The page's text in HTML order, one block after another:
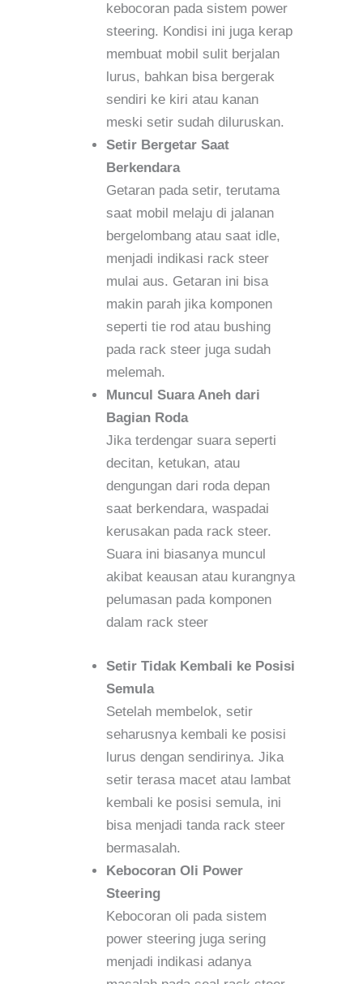
kebocoran pada sistem power
steering. Kondisi ini juga kerap
membuat mobil sulit berjalan
lurus, bahkan bisa bergerak
sendiri ke kiri atau kanan
meski setir sudah diluruskan.
Setir Bergetar Saat
Berkendara
Getaran pada setir, terutama
saat mobil melaju di jalanan
bergelombang atau saat idle,
menjadi indikasi rack steer
mulai aus. Getaran ini bisa
makin parah jika komponen
seperti tie rod atau bushing
pada rack steer juga sudah
melemah.
Muncul Suara Aneh dari
Bagian Roda
Jika terdengar suara seperti
decitan, ketukan, atau
dengungan dari roda depan
saat berkendara, waspadai
kerusakan pada rack steer.
Suara ini biasanya muncul
akibat keausan atau kurangnya
pelumasan pada komponen
dalam rack steer
Setir Tidak Kembali ke Posisi
Semula
Setelah membelok, setir
seharusnya kembali ke posisi
lurus dengan sendirinya. Jika
setir terasa macet atau lambat
kembali ke posisi semula, ini
bisa menjadi tanda rack steer
bermasalah.
Kebocoran Oli Power
Steering
Kebocoran oli pada sistem
power steering juga sering
menjadi indikasi adanya